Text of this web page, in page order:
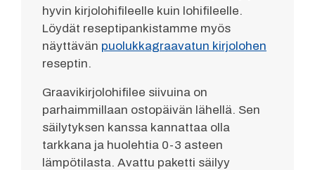
hyvin kirjolohifileelle kuin lohifileelle.
Löydät reseptipankistamme myös
näyttävän puolukkagraavatun kirjolohen
reseptin.
Graavikirjolohifilee siivuina on
parhaimmillaan ostopäivän lähellä. Sen
säilytyksen kanssa kannattaa olla
tarkkana ja huolehtia 0-3 asteen
lämpötilasta. Avattu paketti säilyy